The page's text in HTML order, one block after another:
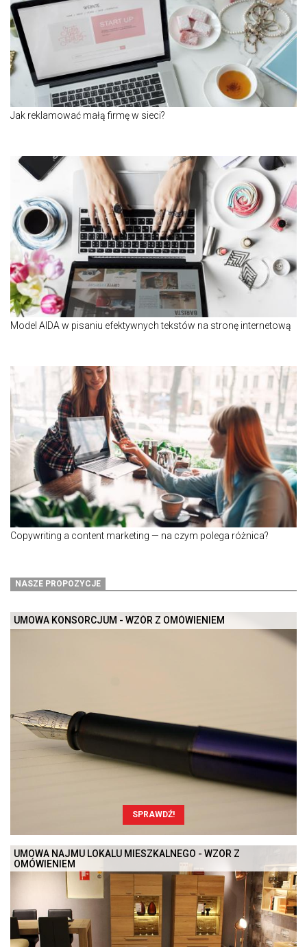
Jak reklamować małą firmę w sieci?
Model AIDA w pisaniu efektywnych tekstów na stronę internetową
Copywriting a content marketing — na czym polega różnica?
NASZE PROPOZYCJE
UMOWA KONSORCJUM - WZÓR Z OMÓWIENIEM
SPRAWDŹ!
UMOWA NAJMU LOKALU MIESZKALNEGO - WZÓR Z
OMÓWIENIEM